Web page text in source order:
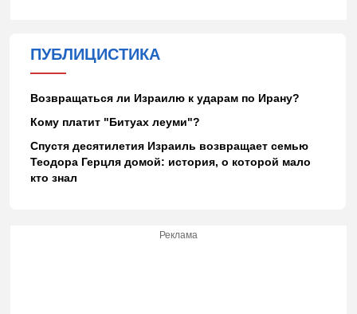
ПУБЛИЦИСТИКА
Возвращаться ли Израилю к ударам по Ирану?
Кому платит "Битуах леуми"?
Спустя десятилетия Израиль возвращает семью
Теодора Герцля домой: история, о которой мало
кто знал
Реклама